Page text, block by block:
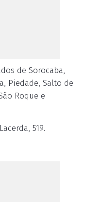
de Sorocaba,
Piedade, Salto de
Roque e
519.